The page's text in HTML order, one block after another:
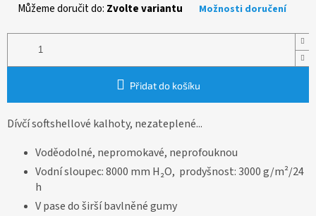
Můžeme doručit do: Zvolte variantu Možnosti doručení
Přidat do košíku
Dívčí softshellové kalhoty, nezateplené...
Voděodolné, nepromokavé, neprofouknou
Vodní sloupec: 8000 mm H₂O, prodyšnost: 3000 g/m²/24
h
V pase do širší bavlněné gumy